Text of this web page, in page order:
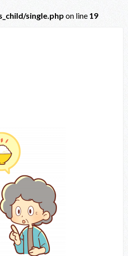
single.php on line 19